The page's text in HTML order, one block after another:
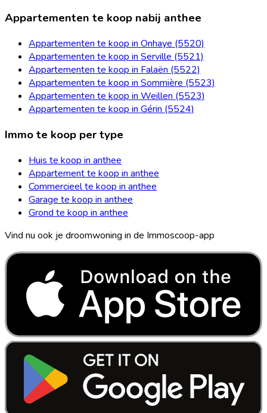
Appartementen te koop nabij anthee
Appartementen te koop in Onhaye (5520)
Appartementen te koop in Serville (5521)
Appartementen te koop in Falaën (5522)
Appartementen te koop in Sommière (5523)
Appartementen te koop in Weillen (5523)
Appartementen te koop in Gérin (5524)
Immo te koop per type
Huis te koop in anthee
Appartement te koop in anthee
Commercieel te koop in anthee
Garage te koop in anthee
Grond te koop in anthee
Vind nu ook je droomwoning in de Immoscoop-app